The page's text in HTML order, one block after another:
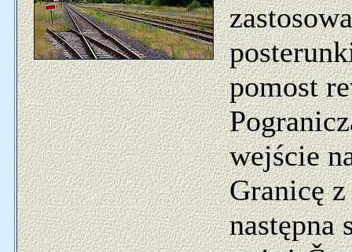
pomost
wejście
Granicę
następna